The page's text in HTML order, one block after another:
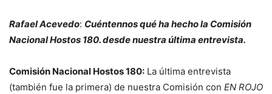
Rafael Acevedo: Cuéntennos qué ha hecho la Comisión
Nacional Hostos 180. desde nuestra última entrevista.
Comisión Nacional Hostos 180: La última entrevista
(también fue la primera) de nuestra Comisión con EN ROJO